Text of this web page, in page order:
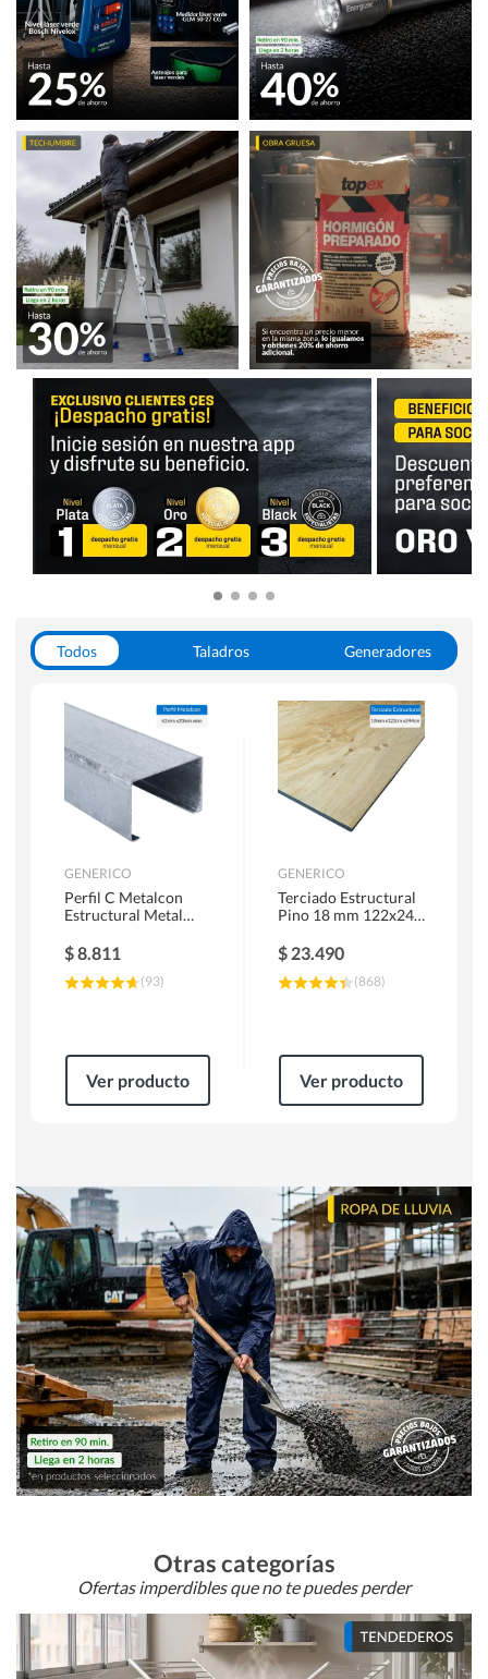
Todos Taladros
Generadores
Herramientas Manuales
Sierras Circulares
GENERICO
Perfil C Metalcon
Estructural Metal
$8.811
(93)
Ver producto
GENERICO
Terciado Estructural
Pino 18 mm 122x244
$ 23.490
(868)
Ver producto
Otras categorías
Ofertas imperdibles que no te puedes perder